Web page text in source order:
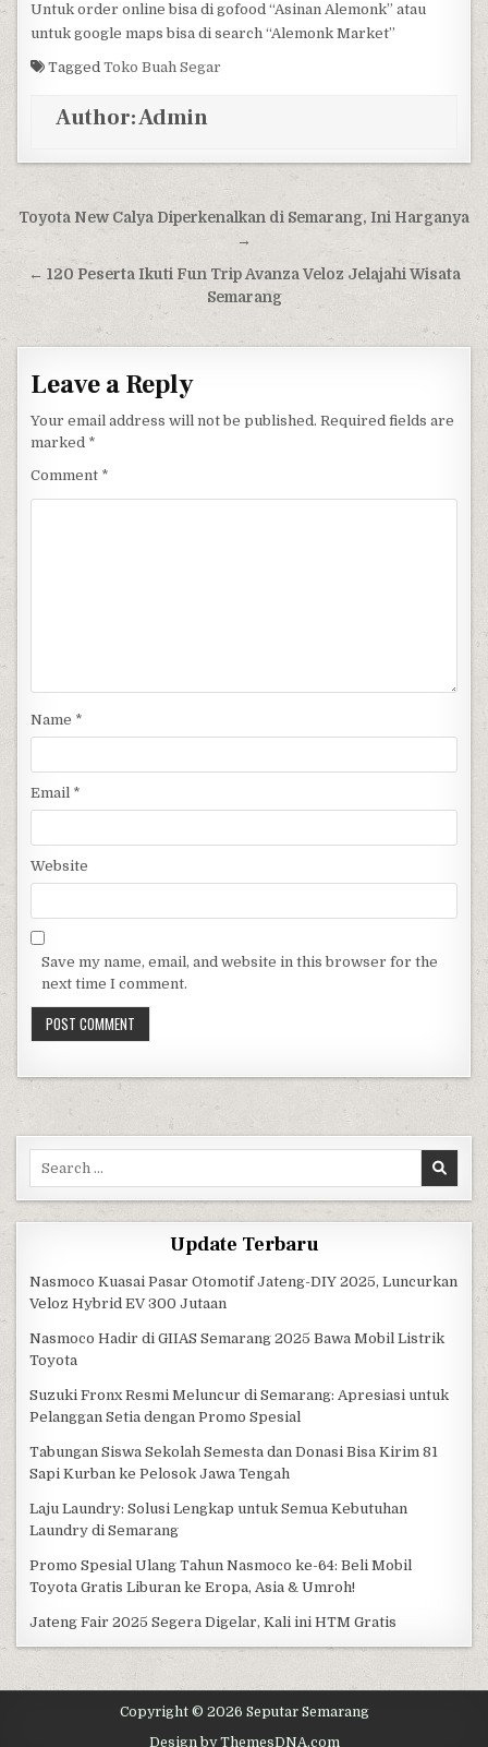
Untuk order online bisa di gofood “Asinan Alemonk” atau
untuk google maps bisa di search “Alemonk Market”
TaggedToko Buah Segar
Author:Admin
Post navigation
Toyota New Calya Diperkenalkan di Semarang, Ini Harganya
→
← 120 Peserta Ikuti Fun Trip Avanza Veloz Jelajahi Wisata
Semarang
Leave a Reply
Your email address will not be published. Required fields are
marked *
Comment *
Name *
Email *
Website
Save my name, email, and website in this browser for the
next time I comment.
Update Terbaru
Nasmoco Kuasai Pasar Otomotif Jateng-DIY 2025, Luncurkan
Veloz Hybrid EV 300 Jutaan
Nasmoco Hadir di GIIAS Semarang 2025 Bawa Mobil Listrik
Toyota
Suzuki Fronx Resmi Meluncur di Semarang: Apresiasi untuk
Pelanggan Setia dengan Promo Spesial
Tabungan Siswa Sekolah Semesta dan Donasi Bisa Kirim 81
Sapi Kurban ke Pelosok Jawa Tengah
Laju Laundry: Solusi Lengkap untuk Semua Kebutuhan
Laundry di Semarang
Promo Spesial Ulang Tahun Nasmoco ke-64: Beli Mobil
Toyota Gratis Liburan ke Eropa, Asia & Umroh!
Jateng Fair 2025 Segera Digelar, Kali ini HTM Gratis
Copyright © 2026 Seputar Semarang
Design by ThemesDNA.com